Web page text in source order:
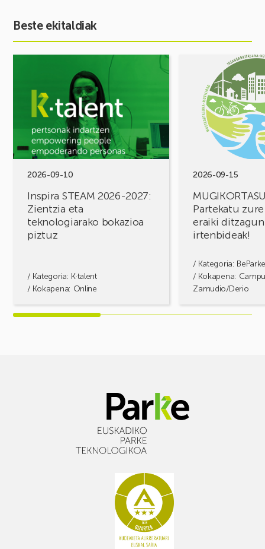
Beste ekitaldiak
2026-09-10
Inspira STEAM 2026-2027:
Zientzia eta
teknologiarako bokazioa
piztuz
/ Kategoria: K·talent
/ Kokapena: Online
STEAM
Zientzia
eta
teknologiarako
bokazioa
2026-09-15
Partekatu
eraiki ditzagun
irtenbideak!
/ Kategoria:
/ Kokapena:
Zamudio/Derio
MUGIKORTASUN
FOROA
Partekatu
erronkak,
irtenbideak!